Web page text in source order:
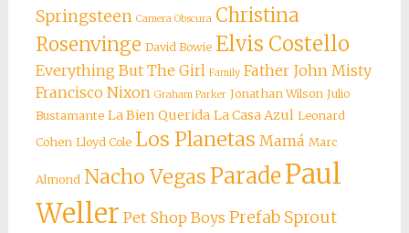
Springsteen Camera Obscura Christina
Rosenvinge David Bowie Elvis Costello
Everything But The Girl Family Father John Misty
Francisco Nixon Graham Parker Jonathan Wilson Julio
Bustamante La Bien Querida La Casa Azul Leonard
Cohen Lloyd Cole Los Planetas Mamá Marc
Almond Nacho Vegas ParadePaul
Weller Pet Shop Boys Prefab Sprout